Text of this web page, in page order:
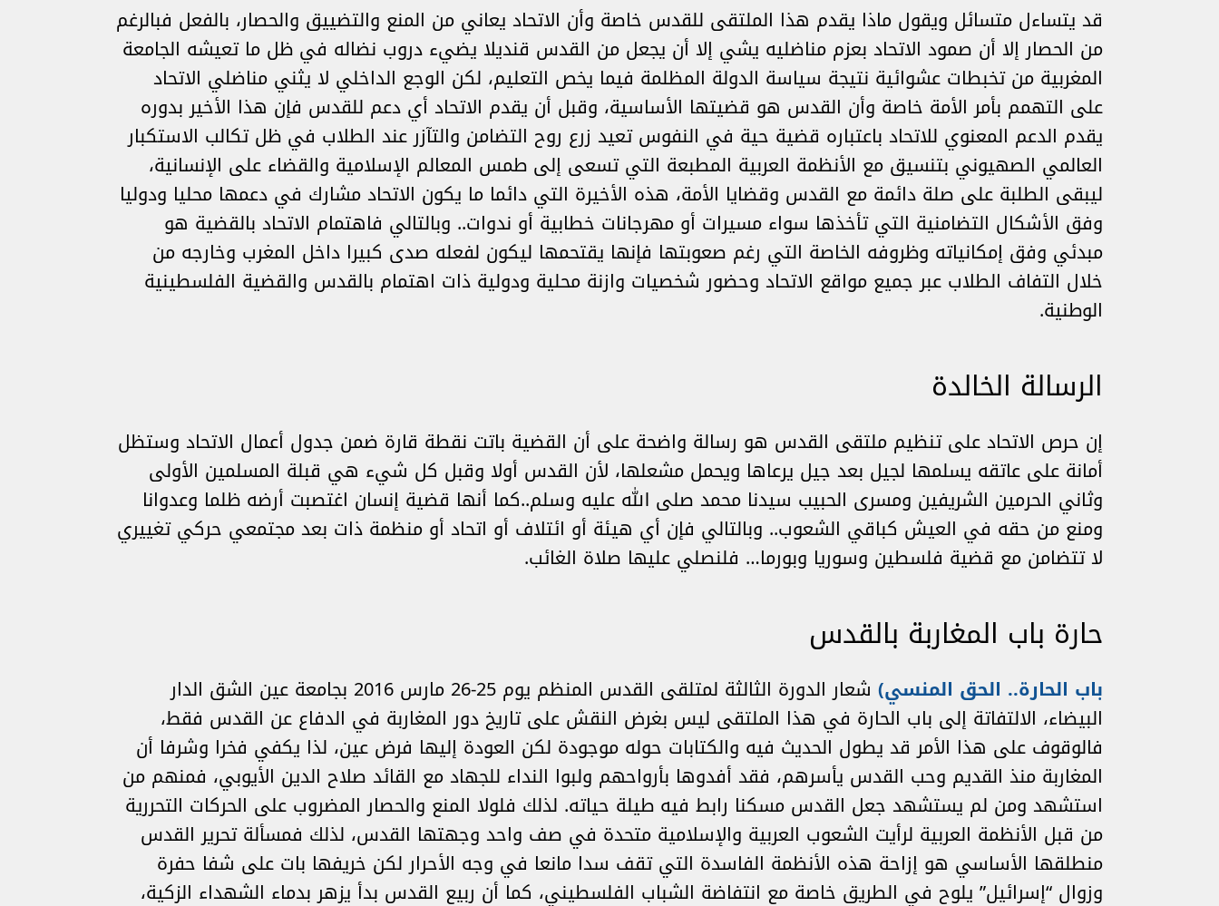
قد يتساءل متسائل ويقول ماذا يقدم هذا الملتقى للقدس خاصة وأن الاتحاد يعاني من المنع والتضييق والحصار، بالفعل فبالرغم
من الحصار إلا أن صمود الاتحاد بعزم مناضليه يشي إلا أن يجعل من القدس قنديلا يضيء دروب نضاله في ظل ما تعيشه الجامعة
المغربية من تخبطات عشوائية نتيجة سياسة الدولة المظلمة فيما يخص التعليم، لكن الوجع الداخلي لا يثني مناضلي الاتحاد
على التهمم بأمر الأمة خاصة وأن القدس هو قضيتها الأساسية، وقبل أن يقدم الاتحاد أي دعم للقدس فإن هذا الأخير بدوره
يقدم الدعم المعنوي للاتحاد باعتباره قضية حية في النفوس تعيد زرع روح التضامن والتآزر عند الطلاب في ظل تكالب الاستكبار
العالمي الصهيوني بتنسيق مع الأنظمة العربية المطبعة التي تسعى إلى طمس المعالم الإسلامية والقضاء على الإنسانية،
ليبقى الطلبة على صلة دائمة مع القدس وقضايا الأمة، هذه الأخيرة التي دائما ما يكون الاتحاد مشارك في دعمها محليا ودوليا
وفق الأشكال التضامنية التي تأخذها سواء مسيرات أو مهرجانات خطابية أو ندوات.. وبالتالي فاهتمام الاتحاد بالقضية هو
مبدئي وفق إمكانياته وظروفه الخاصة التي رغم صعوبتها فإنها يقتحمها ليكون لفعله صدى كبيرا داخل المغرب وخارجه من
خلال التفاف الطلاب عبر جميع مواقع الاتحاد وحضور شخصيات وازنة محلية ودولية ذات اهتمام بالقدس والقضية الفلسطينية
الوطنية.
الرسالة الخالدة
إن حرص الاتحاد على تنظيم ملتقى القدس هو رسالة واضحة على أن القضية باتت نقطة قارة ضمن جدول أعمال الاتحاد وستظل
أمانة على عاتقه يسلمها لجيل بعد جيل يرعاها ويحمل مشعلها، لأن القدس أولا وقبل كل شيء هي قبلة المسلمين الأولى
وثاني الحرمين الشريفين ومسرى الحبيب سيدنا محمد صلى الله عليه وسلم..كما أنها قضية إنسان اغتصبت أرضه ظلما وعدوانا
ومنع من حقه في العيش كباقي الشعوب.. وبالتالي فإن أي هيئة أو ائتلاف أو اتحاد أو منظمة ذات بعد مجتمعي حركي تغييري
لا تتضامن مع قضية فلسطين وسوريا وبورما… فلنصلي عليها صلاة الغائب.
حارة باب المغاربة بالقدس
باب الحارة.. الحق المنسي)
شعار الدورة الثالثة لمتلقى القدس المنظم يوم 25-26 مارس 2016 بجامعة عين الشق الدار
البيضاء، الالتفاتة إلى باب الحارة في هذا الملتقى ليس بغرض النقش على تاريخ دور المغاربة في الدفاع عن القدس فقط،
فالوقوف على هذا الأمر قد يطول الحديث فيه والكتابات حوله موجودة لكن العودة إليها فرض عين، لذا يكفي فخرا وشرفا أن
المغاربة منذ القديم وحب القدس يأسرهم، فقد أفدوها بأرواحهم ولبوا النداء للجهاد مع القائد صلاح الدين الأيوبي، فمنهم من
استشهد ومن لم يستشهد جعل القدس مسكنا رابط فيه طيلة حياته. لذلك فلولا المنع والحصار المضروب على الحركات التحررية
من قبل الأنظمة العربية لرأيت الشعوب العربية والإسلامية متحدة في صف واحد وجهتها القدس، لذلك فمسألة تحرير القدس
منطلقها الأساسي هو إزاحة هذه الأنظمة الفاسدة التي تقف سدا مانعا في وجه الأحرار لكن خريفها بات على شفا حفرة
وزوال “إسرائيل” يلوح في الطريق خاصة مع انتفاضة الشباب الفلسطيني، كما أن ربيع القدس بدأ يزهر بدماء الشهداء الزكية،